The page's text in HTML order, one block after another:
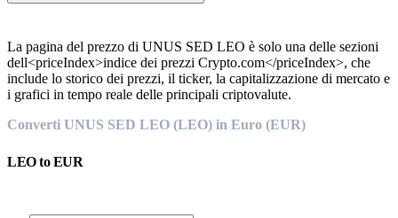
La pagina del prezzo di UNUS SED LEO è solo una delle sezioni
dell<priceIndex>indice dei prezzi Crypto.com</priceIndex>, che
include lo storico dei prezzi, il ticker, la capitalizzazione di mercato e
i grafici in tempo reale delle principali criptovalute.
Converti UNUS SED LEO (LEO) in Euro (EUR)
LEOtoEUR